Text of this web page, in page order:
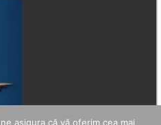
asigura că vă oferim cea mai